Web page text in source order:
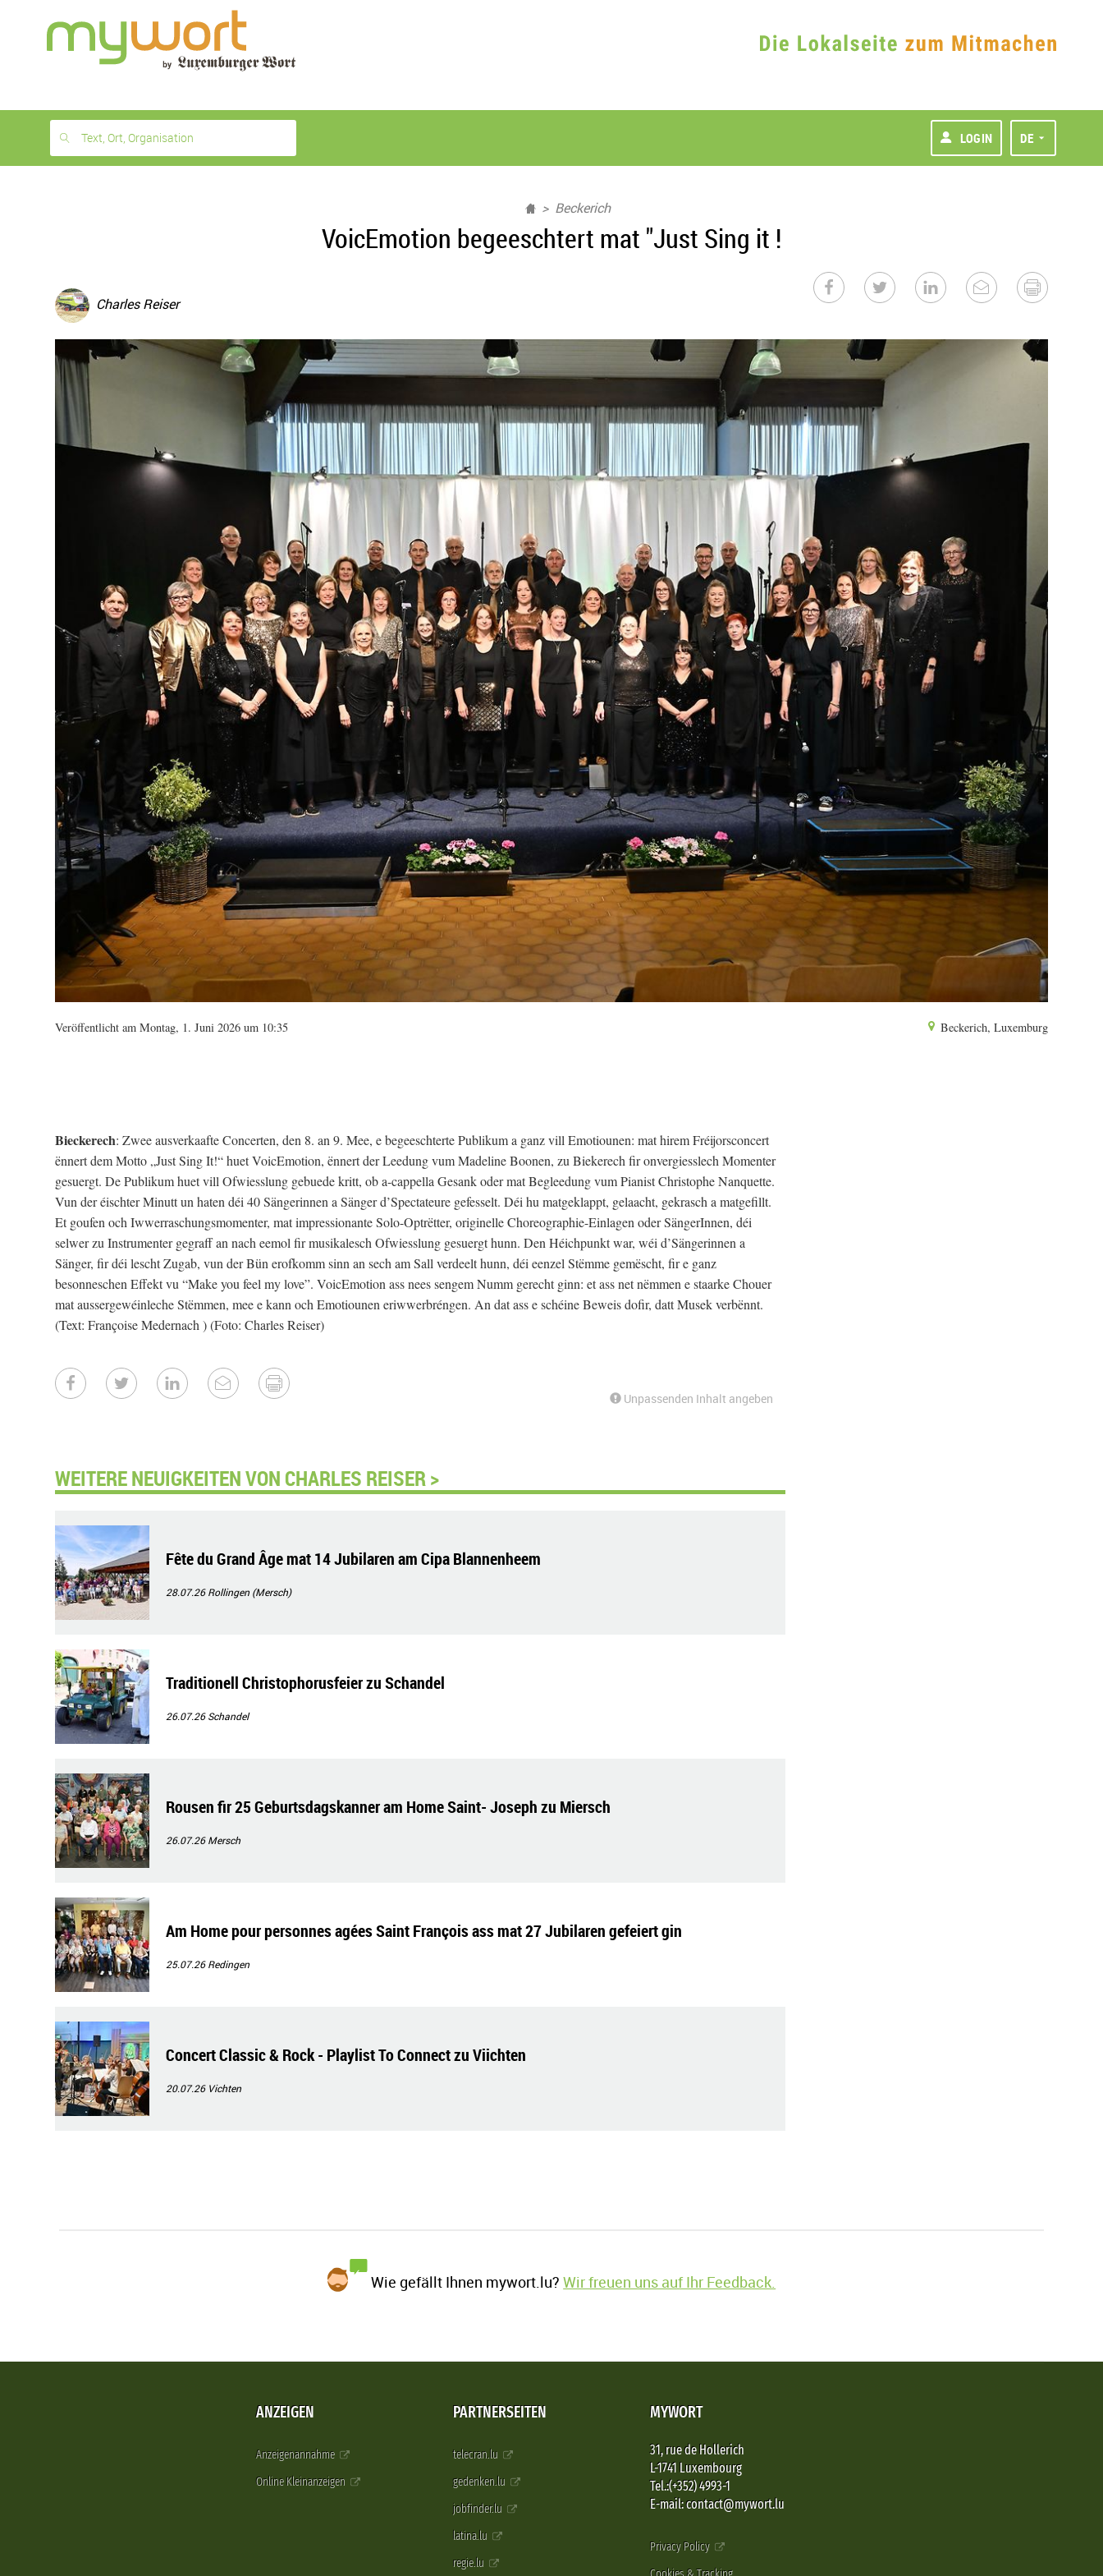
month
free
Text, Ort, Organisation LOGIN DE
Beckerich
VoicEmotion begeeschtert mat "Just Sing it !
Charles Reiser
Veröffentlicht am Montag, 1. Juni 2026 um 10:35 Beckerich, Luxemburg
Bieckerech: Zwee ausverkaafte Concerten, den 8. an 9. Mee, e begeeschterte Publikum a ganz vill Emotiounen: mat hirem Fréijorsconcert
ënnert dem Motto „Just Sing It!“ huet VoicEmotion, ënnert der Leedung vum Madeline Boonen, zu Biekerech fir onvergiesslech Momenter
gesuergt. De Publikum huet vill Ofwiesslung gebuede kritt, ob a-cappella Gesank oder mat Begleedung vum Pianist Christophe Nanquette.
Vun der éischter Minutt un haten déi 40 Sängerinnen a Sänger d’Spectateure gefesselt. Déi hu matgeklappt, gelaacht, gekrasch a matgefillt.
Et goufen och Iwwerraschungsmomenter, mat impressionante Solo-Optrëtter, originelle Choreographie-Einlagen oder SängerInnen, déi
selwer zu Instrumenter gegraff an nach eemol fir musikalesch Ofwiesslung gesuergt hunn. Den Héichpunkt war, wéi d’Sängerinnen a
Sänger, fir déi lescht Zugab, vun der Bün erofkomm sinn an sech am Sall verdeelt hunn, déi eenzel Stëmme gemëscht, fir e ganz
besonneschen Effekt vu “Make you feel my love”. VoicEmotion ass nees sengem Numm gerecht ginn: et ass net nëmmen e staarke Chouer
mat aussergewéinleche Stëmmen, mee e kann och Emotiounen eriwwerbréngen. An dat ass e schéine Beweis dofir, datt Musek verbënnt.
(Text: Françoise Medernach ) (Foto: Charles Reiser)
Unpassenden Inhalt angeben
WEITERE NEUIGKEITEN VON CHARLES REISER >
Fête du Grand Âge mat 14 Jubilaren am Cipa Blannenheem
28.07.26Rollingen (Mersch)
Traditionell Christophorusfeier zu Schandel
26.07.26Schandel
Rousen fir 25 Geburtsdagskanner am Home Saint- Joseph zu Miersch
26.07.26Mersch
Am Home pour personnes agées Saint François ass mat 27 Jubilaren gefeiert gin
25.07.26Redingen
Concert Classic & Rock - Playlist To Connect zu Viichten
20.07.26 Vichten
Wie gefällt Ihnen mywort.lu?Wir freuen uns auf Ihr Feedback.
ANZEIGEN
Anzeigenannahme
Online Kleinanzeigen
PARTNERSEITEN
telecran.lu
gedenken.lu
jobfinder.lu
latina.lu
regie.lu
MYWORT
31, rue de Hollerich
L-1741 Luxembourg
Tel.:(+352) 4993-1
E-mail: contact@mywort.lu
Privacy Policy